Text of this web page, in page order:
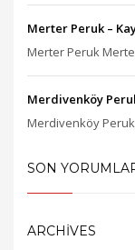
Merter Peruk –
Merter Peruk
Merdivenköy
Merdivenköy
SON
ARCHIVES